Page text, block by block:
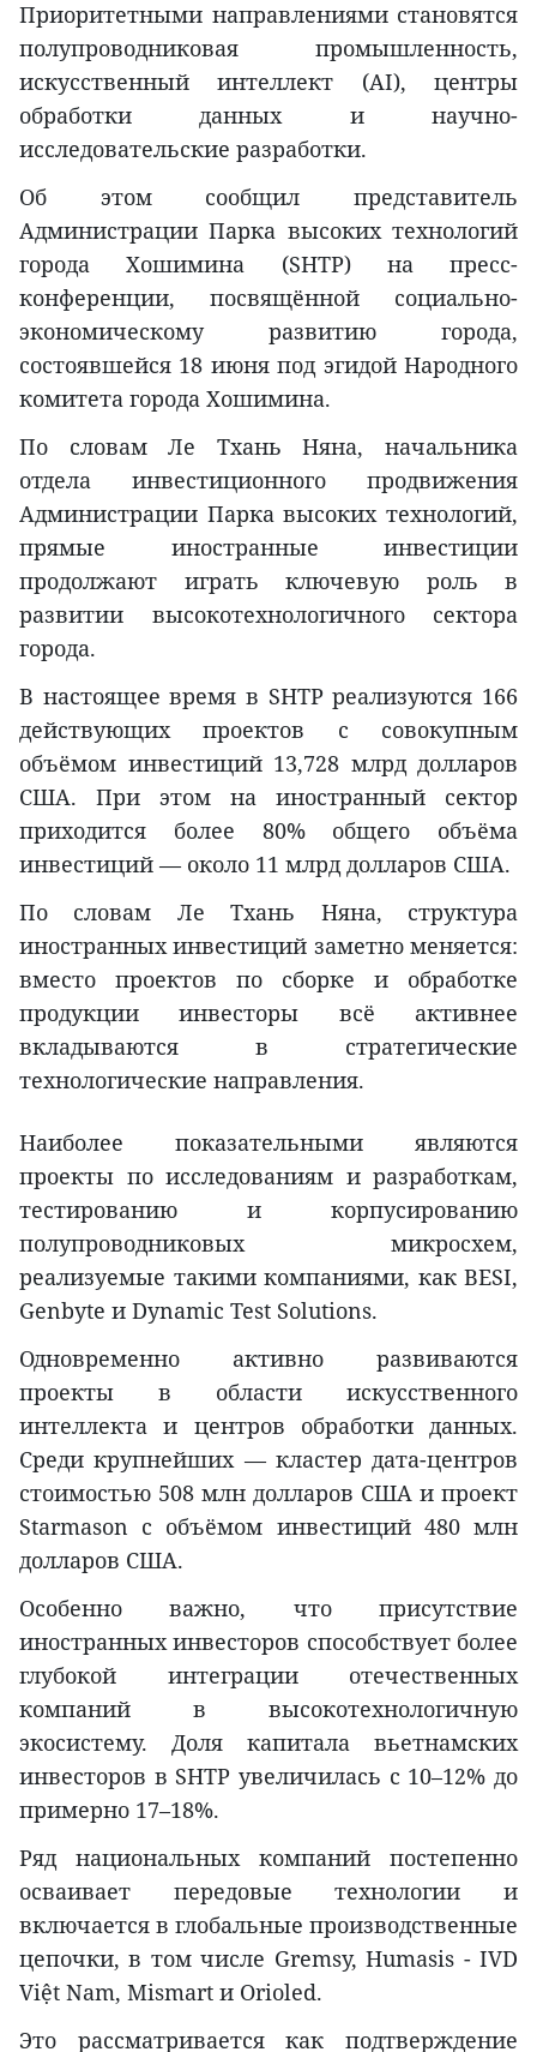
Приоритетными направлениями становятся
полупроводниковая промышленность,
искусственный интеллект (AI), центры
обработки данных и научно-
исследовательские разработки.
Об этом сообщил представитель
Администрации Парка высоких технологий
города Хошимина (SHTP) на пресс-
конференции, посвящённой социально-
экономическому развитию города,
состоявшейся 18 июня под эгидой Народного
комитета города Хошимина.
По словам Ле Тхань Няна, начальника
отдела инвестиционного продвижения
Администрации Парка высоких технологий,
прямые иностранные инвестиции
продолжают играть ключевую роль в
развитии высокотехнологичного сектора
города.
В настоящее время в SHTP реализуются 166
действующих проектов с совокупным
объёмом инвестиций 13,728 млрд долларов
США. При этом на иностранный сектор
приходится более 80% общего объёма
инвестиций — около 11 млрд долларов США.
По словам Ле Тхань Няна, структура
иностранных инвестиций заметно меняется:
вместо проектов по сборке и обработке
продукции инвесторы всё активнее
вкладываются в стратегические
технологические направления.
Наиболее показательными являются
проекты по исследованиям и разработкам,
тестированию и корпусированию
полупроводниковых микросхем,
реализуемые такими компаниями, как BESI,
Genbyte и Dynamic Test Solutions.
Одновременно активно развиваются
проекты в области искусственного
интеллекта и центров обработки данных.
Среди крупнейших — кластер дата-центров
стоимостью 508 млн долларов США и проект
Starmason с объёмом инвестиций 480 млн
долларов США.
Особенно важно, что присутствие
иностранных инвесторов способствует более
глубокой интеграции отечественных
компаний в высокотехнологичную
экосистему. Доля капитала вьетнамских
инвесторов в SHTP увеличилась с 10–12% до
примерно 17–18%.
Ряд национальных компаний постепенно
осваивает передовые технологии и
включается в глобальные производственные
цепочки, в том числе Gremsy, Humasis - IVD
Việt Nam, Mismart и Orioled.
Это рассматривается как подтверждение